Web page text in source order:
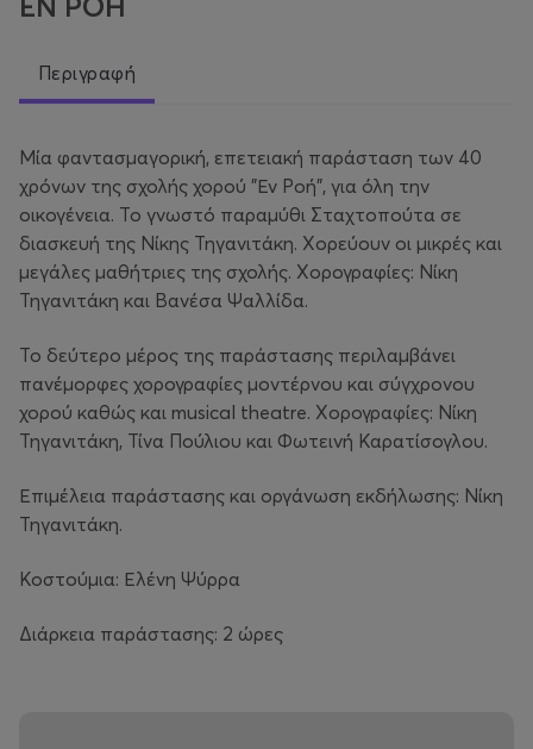
Περιγραφή
Μία φαντασμαγορική, επετειακή παράσταση των 40
χρόνων της σχολής χορού "Εν Ροή", για όλη την
οικογένεια. Το γνωστό παραμύθι Σταχτοπούτα σε
διασκευή της Νίκης Τηγανιτάκη. Χορεύουν οι μικρές και
μεγάλες μαθήτριες της σχολής. Χορογραφίες: Νίκη
Τηγανιτάκη και Βανέσα Ψαλλίδα.
Το δεύτερο μέρος της παράστασης περιλαμβάνει
πανέμορφες χορογραφίες μοντέρνου και σύγχρονου
χορού καθώς και musical theatre. Χορογραφίες: Νίκη
Τηγανιτάκη, Τίνα Πούλιου και Φωτεινή Καρατίσογλου.
Επιμέλεια παράστασης και οργάνωση εκδήλωσης: Νίκη
Τηγανιτάκη.
Κοστούμια: Ελένη Ψύρρα
Διάρκεια παράστασης: 2 ώρες